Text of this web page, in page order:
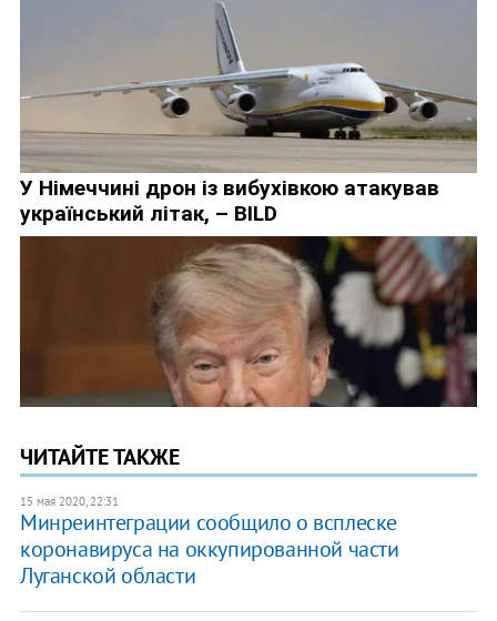
ЧИТАЙТЕ ТАКЖЕ
15 мая 2020, 22:31
Минреинтеграции сообщило о всплеске
коронавируса на оккупированной части
Луганской области